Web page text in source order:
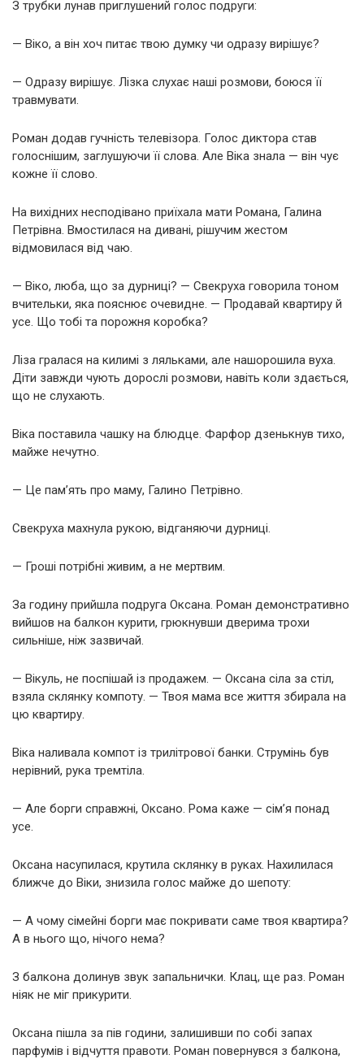
З трубки лунав приглушений голос подруги:
— Віко, а він хоч питає твою думку чи одразу вирішує?
— Одразу вирішує. Лізка слухає наші розмови, боюся її
травмувати.
Роман додав гучність телевізора. Голос диктора став
голоснішим, заглушуючи її слова. Але Віка знала — він чує
кожне її слово.
На вихідних несподівано приїхала мати Романа, Галина
Петрівна. Вмостилася на дивані, рішучим жестом
відмовилася від чаю.
— Віко, люба, що за дурниці? — Свекруха говорила тоном
вчительки, яка пояснює очевидне. — Продавай квартиру й
усе. Що тобі та порожня коробка?
Ліза гралася на килимі з ляльками, але нашорошила вуха.
Діти завжди чують дорослі розмови, навіть коли здається,
що не слухають.
Віка поставила чашку на блюдце. Фарфор дзенькнув тихо,
майже нечутно.
— Це пам’ять про маму, Галино Петрівно.
Свекруха махнула рукою, відганяючи дурниці.
— Гроші потрібні живим, а не мертвим.
За годину прийшла подруга Оксана. Роман демонстративно
вийшов на балкон курити, грюкнувши дверима трохи
сильніше, ніж зазвичай.
— Вікуль, не поспішай із продажем. — Оксана сіла за стіл,
взяла склянку компоту. — Твоя мама все життя збирала на
цю квартиру.
Віка наливала компот із трилітрової банки. Струмінь був
нерівний, рука тремтіла.
— Але борги справжні, Оксано. Рома каже — сім’я понад
усе.
Оксана насупилася, крутила склянку в руках. Нахилилася
ближче до Віки, знизила голос майже до шепоту:
— А чому сімейні борги має покривати саме твоя квартира?
А в нього що, нічого нема?
З балкона долинув звук запальнички. Клац, ще раз. Роман
ніяк не міг прикурити.
Оксана пішла за пів години, залишивши по собі запах
парфумів і відчуття правоти. Роман повернувся з балкона,